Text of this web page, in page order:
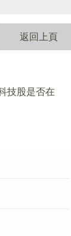
返回上頁
技股是否在